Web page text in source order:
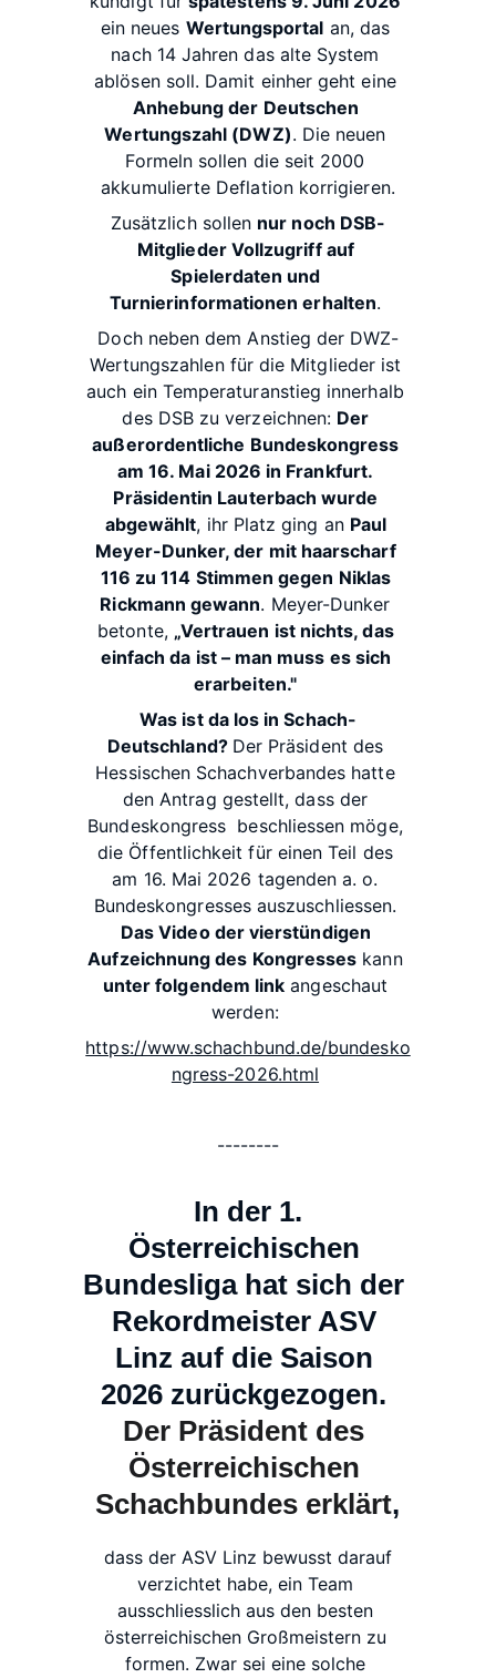
ein neues Wertungsportal an, das
nach 14 Jahren das alte System
ablösen soll. Damit einher geht eine
Anhebung der Deutschen
Wertungszahl (DWZ). Die neuen
Formeln sollen die seit 2000
akkumulierte Deflation korrigieren.
Zusätzlich sollen nur noch DSB-
Mitglieder Vollzugriff auf
Spielerdaten und
Turnierinformationen erhalten.
Doch neben dem Anstieg der DWZ-
Wertungszahlen für die Mitglieder ist
auch ein Temperaturanstieg innerhalb
des DSB zu verzeichnen: Der
außerordentliche Bundeskongress
am 16. Mai 2026 in Frankfurt.
Präsidentin Lauterbach wurde
abgewählt, ihr Platz ging an Paul
Meyer-Dunker, der mit haarscharf
116 zu 114 Stimmen gegen Niklas
Rickmann gewann. Meyer-Dunker
betonte, „Vertrauen ist nichts, das
einfach da ist – man muss es sich
erarbeiten."
Was ist da los in Schach-
Deutschland? Der Präsident des
Hessischen Schachverbandes hatte
den Antrag gestellt, dass der
Bundeskongress  beschliessen möge,
die Öffentlichkeit für einen Teil des
am 16. Mai 2026 tagenden a. o.
Bundeskongresses auszuschliessen.
Das Video der vierstündigen
Aufzeichnung des Kongresses kann
unter folgendem link angeschaut
werden:
https://www.schachbund.de/bundesko
ngress-2026.html
--------
Österreichischen
Bundesliga hat sich der
Rekordmeister ASV
Linz auf die Saison
2026 zurückgezogen.
Der Präsident des
Österreichischen
Schachbundes erklärt,
dass der ASV Linz bewusst darauf
verzichtet habe, ein Team
ausschliesslich aus den besten
österreichischen Großmeistern zu
formen. Zwar sei eine solche